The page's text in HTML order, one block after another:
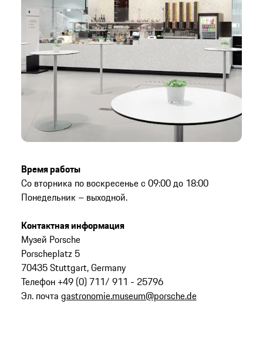
Время работы
Со вторника по воскресенье с 09:00 до 18:00
Понедельник – выходной.
Контактная информация
Музей Porsche
Porscheplatz 5
70435 Stuttgart, Germany
Телефон +49 (0) 711/ 911 - 25796
Эл. почта gastronomie.museum@porsche.de